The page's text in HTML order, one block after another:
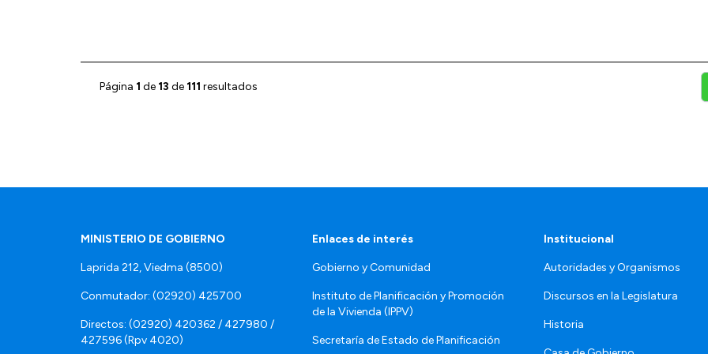
Página 1 de 13 de 111 resultados
MINISTERIO DE GOBIERNO
Laprida 212, Viedma (8500)
Conmutador: (02920) 425700
Directos: (02920) 420362 / 427980 /
427596 (Rpv 4020)
Enlaces de interés
Gobierno y Comunidad
Instituto de Planificación y Promoción
de la Vivienda (IPPV)
Secretaría de Estado de Planificación
Institucional
Autoridades y Organismos
Discursos en la Legislatura
Historia